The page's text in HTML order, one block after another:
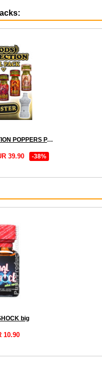
GODS COLLECTION POPPERS PACK + BOOSTER
39.90 -38%
big
10.90